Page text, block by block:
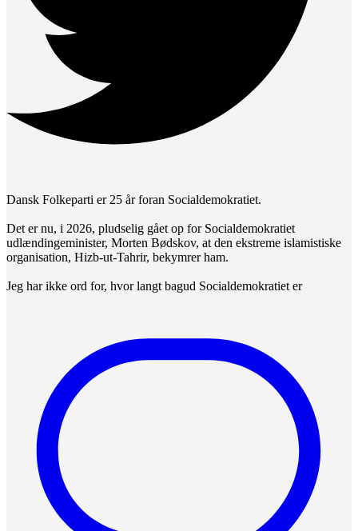
Dansk Folkeparti er 25 år foran Socialdemokratiet.
Det er nu, i 2026, pludselig gået op for Socialdemokratiet
udlændingeminister, Morten Bødskov, at den ekstreme islamistiske
organisation, Hizb-ut-Tahrir, bekymrer ham.
Jeg har ikke ord for, hvor langt bagud Socialdemokratiet er